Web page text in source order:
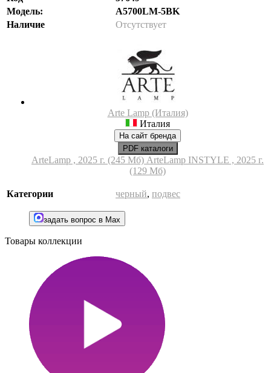
Модель:
A5700LM-5BK
Наличие
Отсутствует
Arte Lamp (Италия)
Италия
На сайт бренда
PDF каталоги
ArteLamp , 2025 г. (245 Мб) ArteLamp INSTYLE , 2025 г.
(129 Мб)
Категории черный, подвес
задать вопрос в Max
Товары коллекции